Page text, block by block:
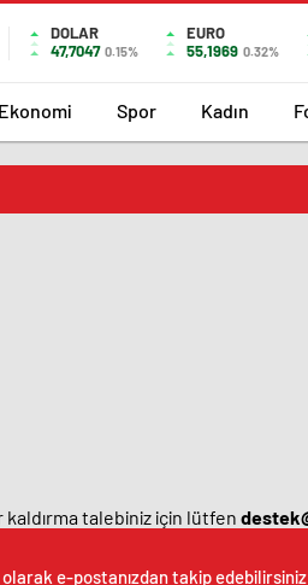
DOLAR
47,7047 0.15%
EURO
55,1969 0.32%
Ekonomi Spor Kadın
talebiniz için lütfen
e-postanızdan takip